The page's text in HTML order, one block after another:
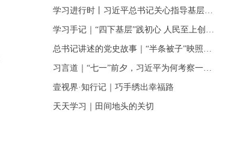
壹视界·知行记｜巧手绣出幸福路
天天学习｜田间地头的关切